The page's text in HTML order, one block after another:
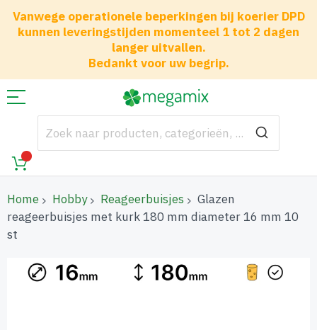
Vanwege operationele beperkingen bij koerier DPD
kunnen leveringstijden momenteel 1 tot 2 dagen
langer uitvallen.
Bedankt voor uw begrip.
Home Hobby Reageerbuisjes
Glazen
reageerbuisjes met kurk 180 mm diameter 16 mm 10
st